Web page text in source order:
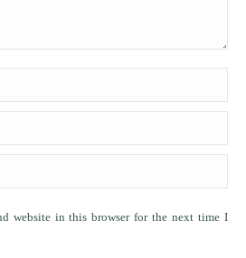
website in this browser for the next time I